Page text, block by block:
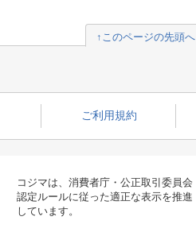
↑このページの先頭へ
ご利用規約
コジマは、消費者庁・公正取引委員会
認定ルールに従った適正な表示を推進
しています。